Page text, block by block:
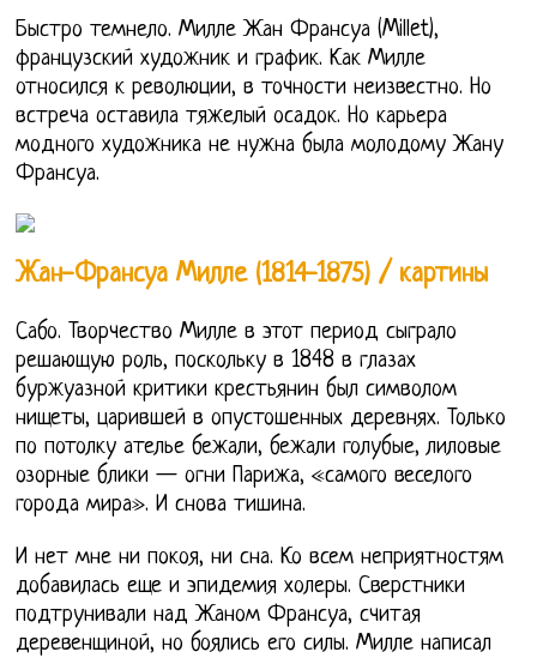
Быстро темнело. Милле Жан Франсуа (Millet),
французский художник и график. Как Милле
относился к революции, в точности неизвестно. Но
встреча оставила тяжелый осадок. Но карьера
модного художника не нужна была молодому Жану
Франсуа.
Жан-Франсуа Милле (1814-1875) / картины
Сабо. Творчество Милле в этот период сыграло
решающую роль, поскольку в 1848 в глазах
буржуазной критики крестьянин был символом
нищеты, царившей в опустошенных деревнях. Только
по потолку ателье бежали, бежали голубые, лиловые
озорные блики — огни Парижа, «самого веселого
города мира». И снова тишина.
И нет мне ни покоя, ни сна. Ко всем неприятностям
добавилась еще и эпидемия холеры. Сверстники
подтрунивали над Жаном Франсуа, считая
деревенщиной, но боялись его силы. Милле написал